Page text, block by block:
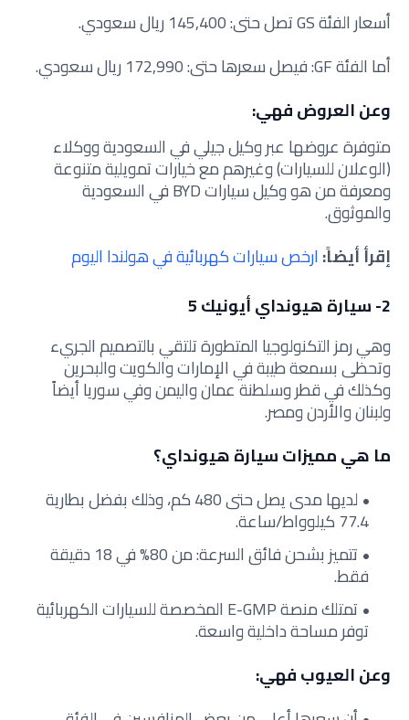
أسعار الفئة GS تصل حتى: 145,400 ريال سعودي.
أما الفئة GF: فيصل سعرها حتى: 172,990 ريال سعودي.
وعن العروض فهي:
متوفرة عروضها عبر وكيل جيلي في السعودية ووكلاء
(الوعلان للسيارات) وغيرهم مع خيارات تمويلية متنوعة
ومعرفة من هو وكيل سيارات BYD في السعودية
والموثوق.
إقرأ أيضاً:ارخص سيارات كهربائية في هولندا اليوم
2- سيارة هيونداي أيونيك 5
وهي رمز التكنولوجيا المتطورة تلتقي بالتصميم الجريء
وتحظى بسمعة طيبة في الإمارات والكويت والبحرين
وكذلك في قطر وسلطنة عمان واليمن وفي سوريا أيضاً
ولبنان والأردن ومصر.
ما هي مميزات سيارة هيونداي؟
لديها مدى يصل حتى 480 كم، وذلك بفضل بطارية
77.4 كيلوواط/ساعة.
تتميز بشحن فائق السرعة: من 80% في 18 دقيقة
فقط.
تمتلك منصة E-GMP المخصصة للسيارات الكهربائية
توفر مساحة داخلية واسعة.
وعن العيوب فهي: